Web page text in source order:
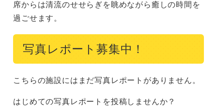
席からは清流のせせらぎを眺めながら癒しの時間を
過ごせます。
写真レポート募集中！
こちらの施設にはまだ写真レポートがありません。
はじめての写真レポートを投稿しませんか？